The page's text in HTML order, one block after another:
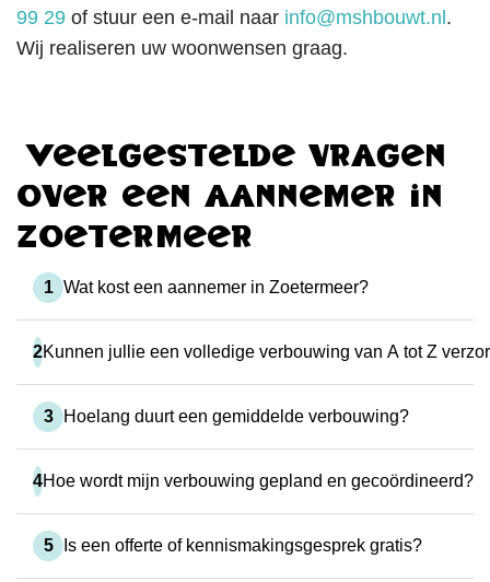
99 29 of stuur een e-mail naar info@mshbouwt.nl .
Wij realiseren uw woonwensen graag.
Veelgestelde vragen
over een aannemer in
Zoetermeer
1 Wat kost een aannemer in Zoetermeer?
2Kunnen jullie een volledige verbouwing van A tot Z
3 Hoelang duurt een gemiddelde verbouwing?
4Hoe wordt mijn verbouwing gepland en gecoördineerd?
5 Is een offerte of kennismakingsgesprek gratis?